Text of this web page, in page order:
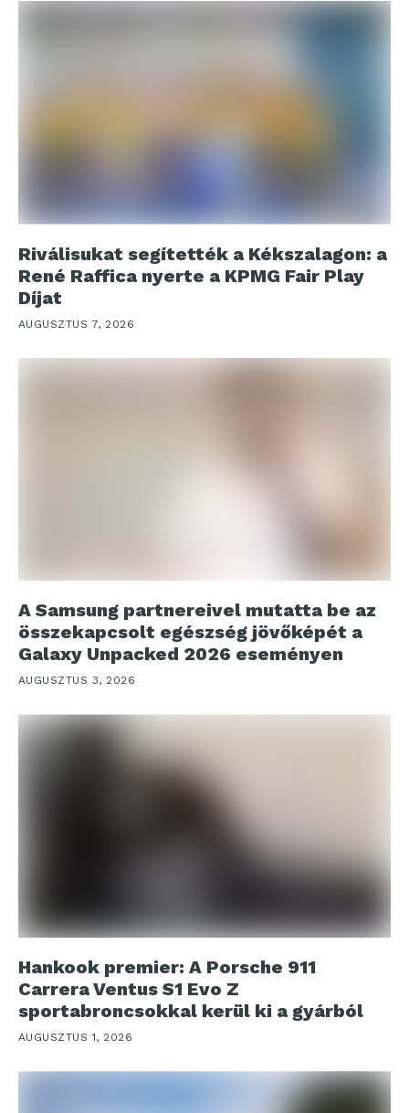
Riválisukat segítették a Kékszalagon: a
René Raffica nyerte a KPMG Fair Play
Díjat
AUGUSZTUS 7, 2026
A Samsung partnereivel mutatta be az
összekapcsolt egészség jövőképét a
Galaxy Unpacked 2026 eseményen
AUGUSZTUS 3, 2026
Hankook premier: A Porsche 911
Carrera Ventus S1 Evo Z
sportabroncsokkal kerül ki a gyárból
AUGUSZTUS 1, 2026